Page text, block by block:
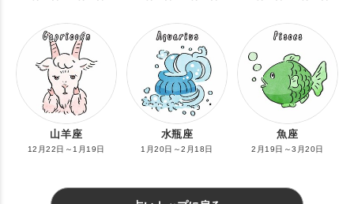
山羊座
12月22日～1月19日
水瓶座
1月20日～2月18日
魚座
2月19日～3月20日